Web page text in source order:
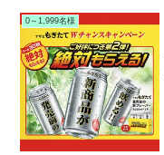
0～1,999名様